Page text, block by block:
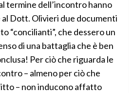
termine dell’incontro hanno
Dott. Olivieri due documenti
“concilianti”, che dessero un
di una battaglia che è ben
Per ciò che riguarda le
– almeno per ciò che
– non inducono affatto